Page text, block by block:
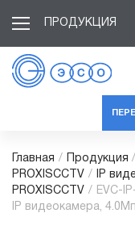
ПРОДУКЦИЯ
Главная / Продукция /
PROXISCCTV /
IP
PROXISCCTV /
EVC-
IP видеокамера,